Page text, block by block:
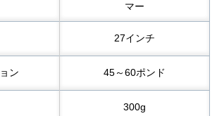
マー
27インチ
ン 45～60ポンド
300g